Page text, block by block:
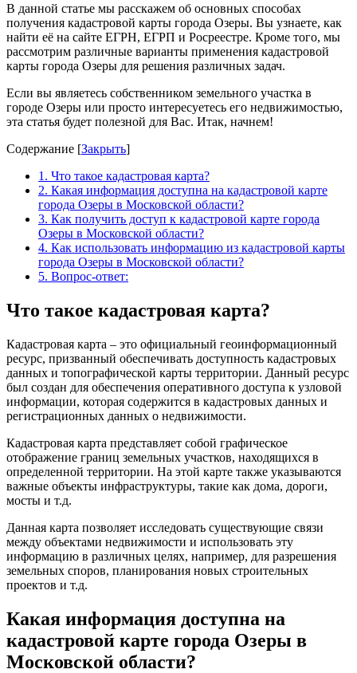
В данной статье мы расскажем об основных способах
получения кадастровой карты города Озеры. Вы узнаете, как
найти её на сайте ЕГРН, ЕГРП и Росреестре. Кроме того, мы
рассмотрим различные варианты применения кадастровой
карты города Озеры для решения различных задач.
Если вы являетесь собственником земельного участка в
городе Озеры или просто интересуетесь его недвижимостью,
эта статья будет полезной для Вас. Итак, начнем!
Содержание [Закрыть]
1. Что такое кадастровая карта?
2. Какая информация доступна на кадастровой карте
города Озеры в Московской области?
3. Как получить доступ к кадастровой карте города
Озеры в Московской области?
4. Как использовать информацию из кадастровой карты
города Озеры в Московской области?
5. Вопрос-ответ:
Что такое кадастровая карта?
Кадастровая карта – это официальный геоинформационный
ресурс, призванный обеспечивать доступность кадастровых
данных и топографической карты территории. Данный ресурс
был создан для обеспечения оперативного доступа к узловой
информации, которая содержится в кадастровых данных и
регистрационных данных о недвижимости.
Кадастровая карта представляет собой графическое
отображение границ земельных участков, находящихся в
определенной территории. На этой карте также указываются
важные объекты инфраструктуры, такие как дома, дороги,
мосты и т.д.
Данная карта позволяет исследовать существующие связи
между объектами недвижимости и использовать эту
информацию в различных целях, например, для разрешения
земельных споров, планирования новых строительных
проектов и т.д.
Какая информация доступна на
кадастровой карте города Озеры в
Московской области?